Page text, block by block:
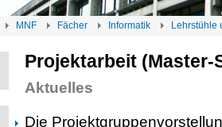
MNF Fächer Informatik Lehrstühle
Projektarbeit (Master-
Aktuelles
Die